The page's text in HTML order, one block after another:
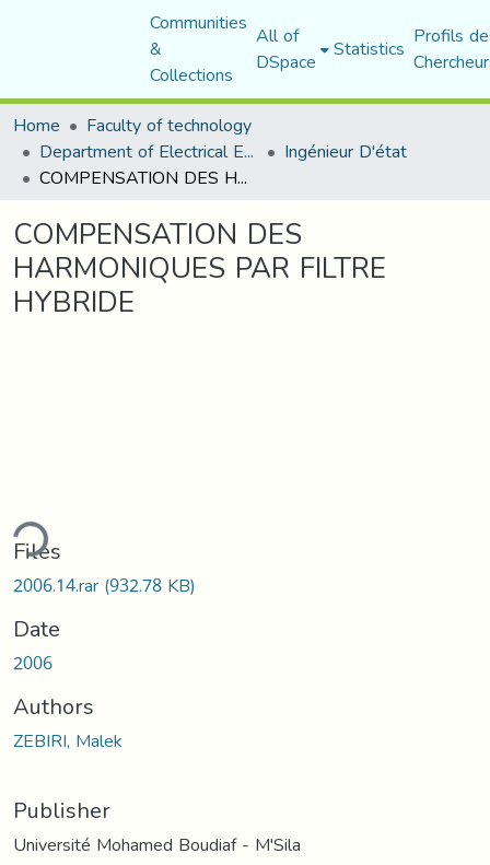
Communities
&
Collections
All of
DSpace Statistics Profils
Home
Faculty of technology
Department of Electrical Engineering Ingénieur D'état
COMPENSATION DES HARMONIQUES PAR FILTRE HYBRIDE
COMPENSATION DES
HARMONIQUES PAR FILTRE
HYBRIDE
Files
2006.14.rar(932.78 KB)
Date
2006
Authors
ZEBIRI, Malek
Publisher
Université Mohamed Boudiaf - M'Sila